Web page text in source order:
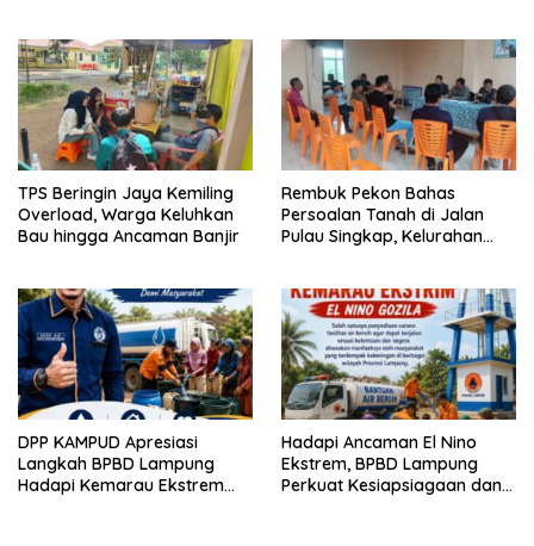
TPS Beringin Jaya Kemiling
Overload, Warga Keluhkan
Bau hingga Ancaman Banjir
Rembuk Pekon Bahas
Persoalan Tanah di Jalan
Pulau Singkap, Kelurahan
DPP KAMPUD Apresiasi
Langkah BPBD Lampung
Hadapi Kemarau Ekstrem
Hadapi Ancaman El Nino
Ekstrem, BPBD Lampung
Perkuat Kesiapsiagaan dan